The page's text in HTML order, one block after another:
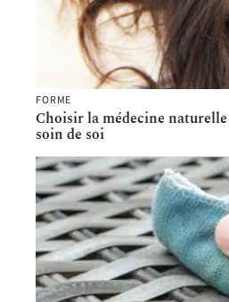
FORME
Choisir la médecine
soin de soi